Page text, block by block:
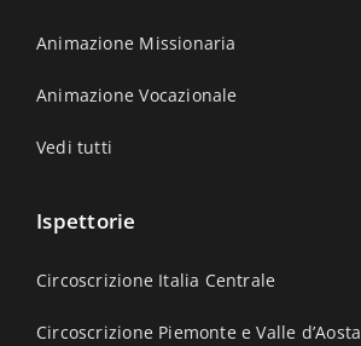
Animazione Missionaria
Animazione Vocazionale
Vedi tutti
Ispettorie
Circoscrizione Italia Centrale
Circoscrizione Piemonte e Valle d’Aosta